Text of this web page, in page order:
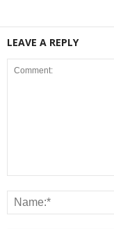
LEAVE A REPLY